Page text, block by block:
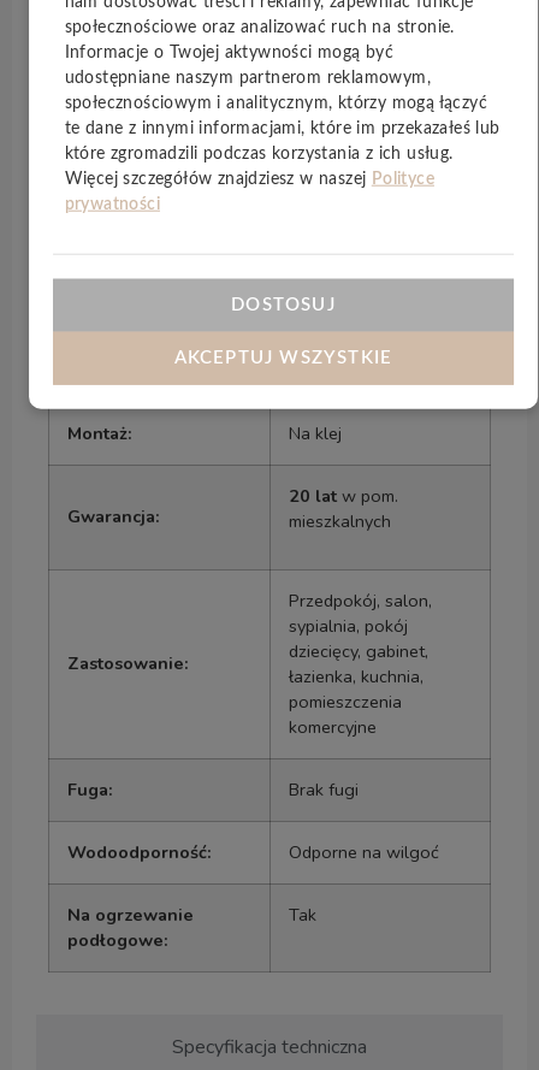
Specyfikacja techniczna
Szerokość:(mm): 235
Ilość sztuk w paczce: 12
Struktura:
Powierzchnia typu
Synchron
Pełna deska
Klasa ścieralności: AC5
Montaż: Na klej
Gwarancja:
20 lat w pom.
mieszkalnych
Zastosowanie:
Przedpokój, salon,
sypialnia, pokój
dziecięcy, gabinet,
łazienka, kuchnia,
pomieszczenia
komercyjne
Fuga: Brak fugi
Wodoodporność: Odporne na wilgoć
Na ogrzewanie
podłogowe:
Tak
społecznościowe oraz analizować ruch na stronie.
Informacje o Twojej aktywności mogą być
udostępniane naszym partnerom reklamowym,
społecznościowym i analitycznym, którzy mogą łączyć
te dane z innymi informacjami, które im przekazałeś lub
które zgromadzili podczas korzystania z ich usług.
Więcej szczegółów znajdziesz w naszej Polityce
prywatności
DOSTOSUJ
AKCEPTUJ WSZYSTKIE